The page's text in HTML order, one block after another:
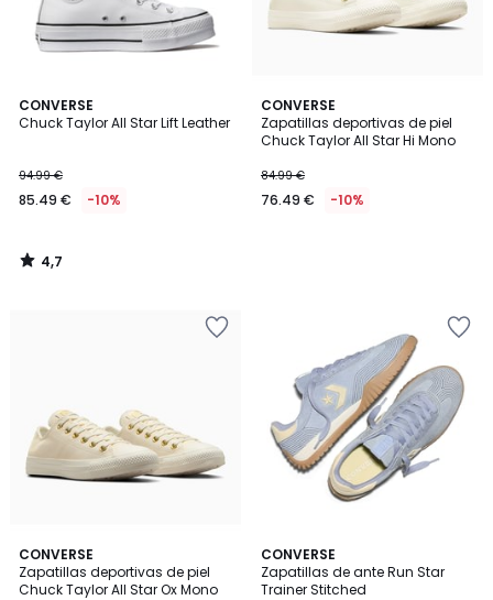
CONVERSE
Chuck Taylor All Star Lift Leather
94.99 €
85.49 € -10%
4,7
/ 5
4,7
/
CONVERSE
Zapatillas deportivas de piel
Chuck Taylor All Star Hi Mono
84.99 €
76.49 € -10%
CONVERSE
Zapatillas deportivas de piel
Chuck Taylor All Star Ox Mono
5
/
5
CONVERSE
Zapatillas de ante Run Star
Trainer Stitched
4
/
5
2
Colores